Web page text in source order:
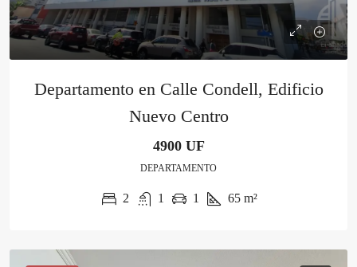
Departamento en Calle Condell, Edificio
Nuevo Centro
4900 UF
DEPARTAMENTO
2 1 1 65 m²